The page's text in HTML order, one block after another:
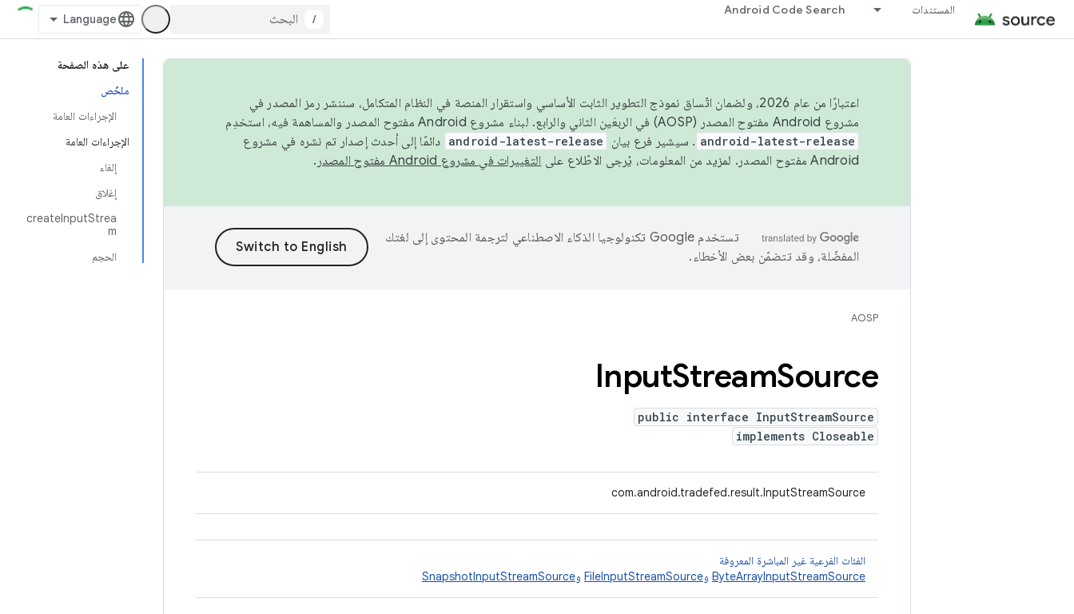
المستندات Android Code Search
/
على هذه الصفحة
ملخّص
الإجراءات العامة
الإجراءات العامة
إلغاء
إغلاق
createInputStrea
m
الحجم
اعتبارًا من عام 2026، ولضمان اتّساق نموذج التطوير الثابت الأساسي واستقرار المنصة في النظام المتكامل، سننشر رمز المصدر في
مشروع Android مفتوح المصدر (AOSP) في الربعَين الثاني والرابع. لبناء مشروع Android مفتوح المصدر والمساهمة فيه، استخدِم
android-latest-release . سيشير فرع بيان android-latest-release دائمًا إلى أحدث إصدار تم نشره في مشروع
Android مفتوح المصدر. لمزيد من المعلومات، يُرجى الاطّلاع على
التغييرات في مشروع Android مفتوح المصدر .
تستخدم Google تكنولوجيا الذكاء الاصطناعي لترجمة المحتوى إلى لغتك
المفضّلة، وقد تتضمّن بعض الأخطاء.
AOSP
InputStreamSource
public interface InputStreamSource
implements Closeable
com.android.tradefed.result.InputStreamSource
الفئات الفرعية غير المباشرة المعروفة
ByteArrayInputStreamSource وFileInputStreamSource وSnapshotInputStreamSource